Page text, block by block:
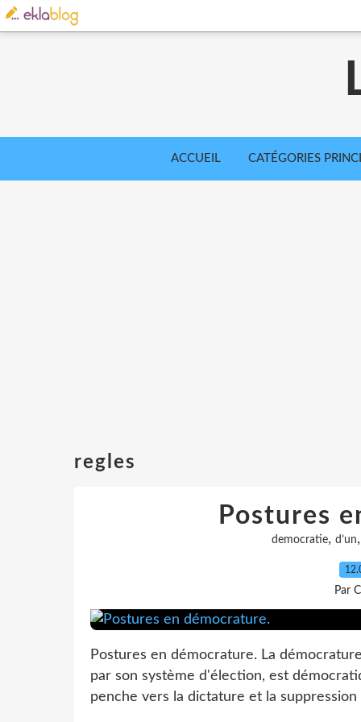
ACCUEIL CATÉGORIES
regles
Postures
democratie, d’un
Par
Postures en démocrature. La
par son système d'élection, est
penche vers la dictature et la